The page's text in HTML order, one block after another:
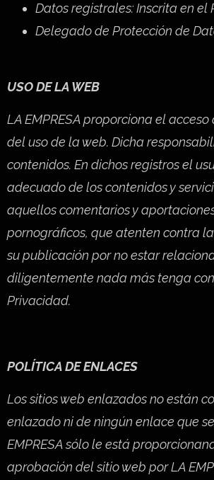
Datos registrales: Inscrita en el
Delegado de Protección de
USO DE LA WEB
LA EMPRESA proporciona el
del uso de la web. Dicha
contenidos. En dichos registros el
adecuado de los contenidos y
aquellos comentarios y
pornográficos, que atenten contra
su publicación por no estar
diligentemente nada más tenga
Privacidad.
POLÍTICA DE ENLACES
Los sitios web enlazados no están
enlazado ni de ningún enlace que
EMPRESA sólo le está
aprobación del sitio web por LA